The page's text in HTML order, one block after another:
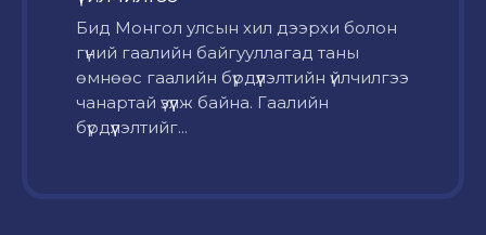
Бид Монгол улсын хил дээрхи болон
гүний гаалийн байгууллагад таны
өмнөөс гаалийн бүрдүүлэлтийн үйлчилгээ
чанартай үзүүлж байна. Гаалийн
бүрдүүлэлтийг...